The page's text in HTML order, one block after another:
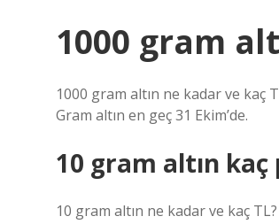
1000 gram
1000 gram altın ne kadar ve kaç
Gram altın en geç 31 Ekim’de.
10 gram altın
10 gram altın ne kadar ve kaç